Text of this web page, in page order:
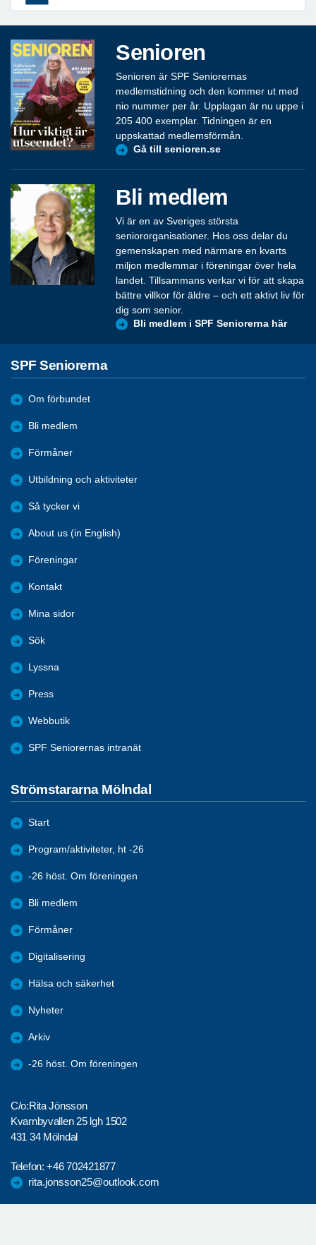
Senioren
Senioren är SPF Seniorernas
medlemstidning och den kommer ut med
nio nummer per år. Upplagan är nu uppe i
205 400 exemplar. Tidningen är en
uppskattad medlemsförmån.
Gå till senioren.se
Bli medlem
Vi är en av Sveriges största
seniororganisationer. Hos oss delar du
gemenskapen med närmare en kvarts
miljon medlemmar i föreningar över hela
landet. Tillsammans verkar vi för att skapa
bättre villkor för äldre – och ett aktivt liv för
dig som senior.
Bli medlem i SPF Seniorerna här
SPF Seniorerna
Om förbundet
Bli medlem
Förmåner
Utbildning och aktiviteter
Så tycker vi
About us (in English)
Föreningar
Kontakt
Mina sidor
Sök
Lyssna
Press
Webbutik
SPF Seniorernas intranät
Strömstararna Mölndal
Start
Program/aktiviteter, ht -26
-26 höst. Om föreningen
Bli medlem
Förmåner
Digitalisering
Hälsa och säkerhet
Nyheter
Arkiv
-26 höst. Om föreningen
C/o:Rita Jönsson
Kvarnbyvallen 25 lgh 1502
431 34 Mölndal
Telefon:+46 702421877
rita.jonsson25@outlook.com